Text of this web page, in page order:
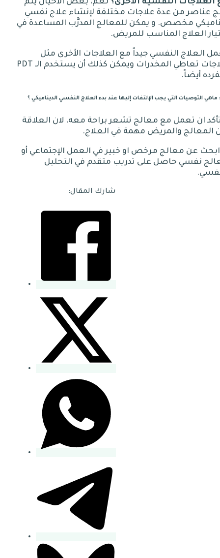
العلاجات النفسية الأخرى؟ نعم، بعض الأحيان يتم
عناصر من عدة علاجات مختلفة لإنشاء علاج نفسي
مخصص. و يمكن للمعالج المدرَّب المساعدة في
العلاج المناسب للمريض.
العلاج النفسي جيداً مع العلاجات الأخرى مثل
تعاطي المخدرات ويمكن كذلك أن يستخدم الـPDT
أيضاً.
ماهي التوصيات التي يجب الإلتفات إليها عند بدء العلاج النفسي الديناميكي ؟
تأكد ان تعمل مع معالج تشعر براحة معه، لان العلاقة
المعالج والمريض مهمة في العلاج.
ابحث عن معالج مرخص او خبير في العمل الإجتماعي أو
نفسي حاصل على تدريب متقدم في التحليل
.
شارك المقال: